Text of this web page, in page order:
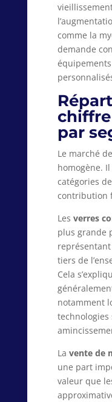
comme la
demande
chiffre
par
Le marché
homogène.
catégories
contribution
Les verres
plus grande
tiers de
Cela
notamment
technologies
La vente de
une part
valeur que